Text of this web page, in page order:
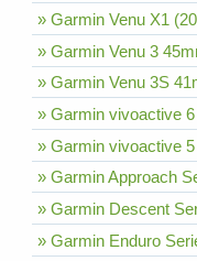
» Garmin Venu X1
» Garmin Venu 3
» Garmin Venu 3S
» Garmin vivoactive
» Garmin vivoactive
» Garmin Approach
» Garmin Descent
» Garmin Enduro